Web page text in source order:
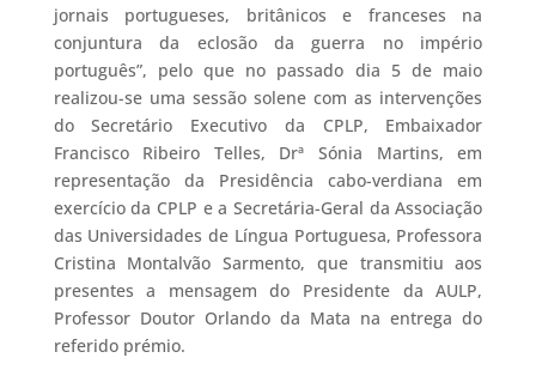
jornais portugueses, britânicos e franceses na
conjuntura da eclosão da guerra no império
português”, pelo que no passado dia 5 de maio
realizou-se uma sessão solene com as intervenções
do Secretário Executivo da CPLP, Embaixador
Francisco Ribeiro Telles, Drª Sónia Martins, em
representação da Presidência cabo-verdiana em
exercício da CPLP e a Secretária-Geral da Associação
das Universidades de Língua Portuguesa, Professora
Cristina Montalvão Sarmento, que transmitiu aos
presentes a mensagem do Presidente da AULP,
Professor Doutor Orlando da Mata na entrega do
referido prémio.